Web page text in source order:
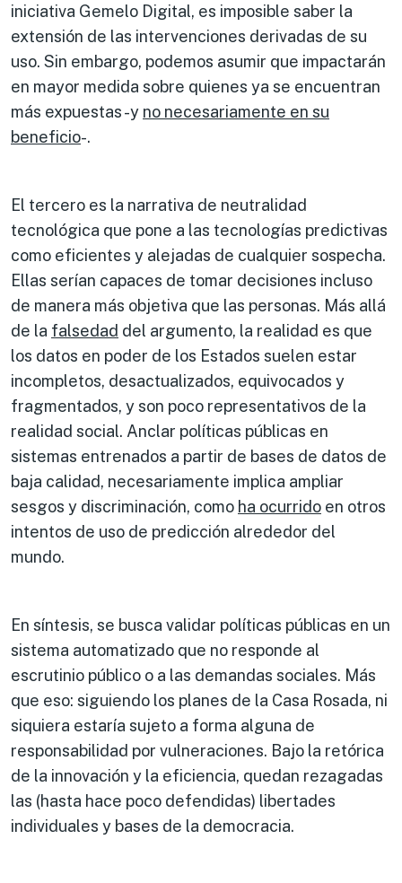
iniciativa Gemelo Digital, es imposible saber la
extensión de las intervenciones derivadas de su
uso. Sin embargo, podemos asumir que impactarán
en mayor medida sobre quienes ya se encuentran
más expuestas -y no necesariamente en su
beneficio-.
El tercero es la narrativa de neutralidad
tecnológica que pone a las tecnologías predictivas
como eficientes y alejadas de cualquier sospecha.
Ellas serían capaces de tomar decisiones incluso
de manera más objetiva que las personas. Más allá
de la falsedad del argumento, la realidad es que
los datos en poder de los Estados suelen estar
incompletos, desactualizados, equivocados y
fragmentados, y son poco representativos de la
realidad social. Anclar políticas públicas en
sistemas entrenados a partir de bases de datos de
baja calidad, necesariamente implica ampliar
sesgos y discriminación, como ha ocurrido en otros
intentos de uso de predicción alrededor del
mundo.
En síntesis, se busca validar políticas públicas en un
sistema automatizado que no responde al
escrutinio público o a las demandas sociales. Más
que eso: siguiendo los planes de la Casa Rosada, ni
siquiera estaría sujeto a forma alguna de
responsabilidad por vulneraciones. Bajo la retórica
de la innovación y la eficiencia, quedan rezagadas
las (hasta hace poco defendidas) libertades
individuales y bases de la democracia.